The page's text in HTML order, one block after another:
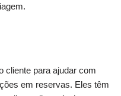
cliente para ajudar com
em reservas. Eles têm